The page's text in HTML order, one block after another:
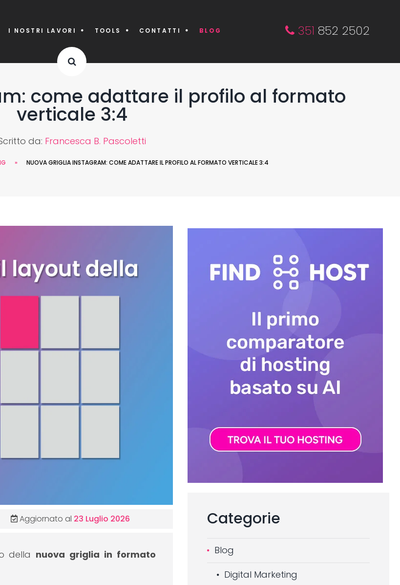
I NOSTRI LAVORI TOOLS CONTATTI BLOG 351 852 2502
come adattare il profilo al formato
verticale 3:4
da: Francesca B. Pascoletti
» NUOVA GRIGLIA INSTAGRAM: COME ADATTARE IL PROFILO AL FORMATO VERTICALE 3:4
Aggiornato al 23 Luglio 2026
della nuova griglia in formato
Categorie
Blog
Digital Marketing